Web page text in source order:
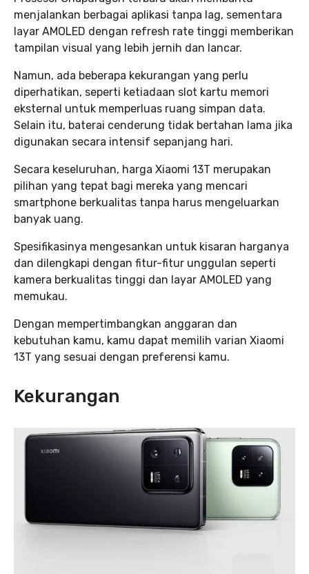
menjalankan berbagai aplikasi tanpa lag, sementara
layar AMOLED dengan refresh rate tinggi memberikan
tampilan visual yang lebih jernih dan lancar.
Namun, ada beberapa kekurangan yang perlu
diperhatikan, seperti ketiadaan slot kartu memori
eksternal untuk memperluas ruang simpan data.
Selain itu, baterai cenderung tidak bertahan lama jika
digunakan secara intensif sepanjang hari.
Secara keseluruhan, harga Xiaomi 13T merupakan
pilihan yang tepat bagi mereka yang mencari
smartphone berkualitas tanpa harus mengeluarkan
banyak uang.
Spesifikasinya mengesankan untuk kisaran harganya
dan dilengkapi dengan fitur-fitur unggulan seperti
kamera berkualitas tinggi dan layar AMOLED yang
memukau.
Dengan mempertimbangkan anggaran dan
kebutuhan kamu, kamu dapat memilih varian Xiaomi
13T yang sesuai dengan preferensi kamu.
Kekurangan